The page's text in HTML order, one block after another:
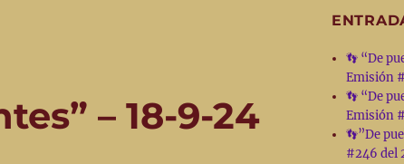
– 18-9-24
👣 “De
Emisión
👣 “De
Emisión
👣”De
#246 del